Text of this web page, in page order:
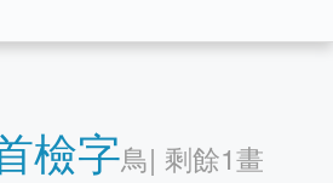
檢字⿃| 剩餘1畫